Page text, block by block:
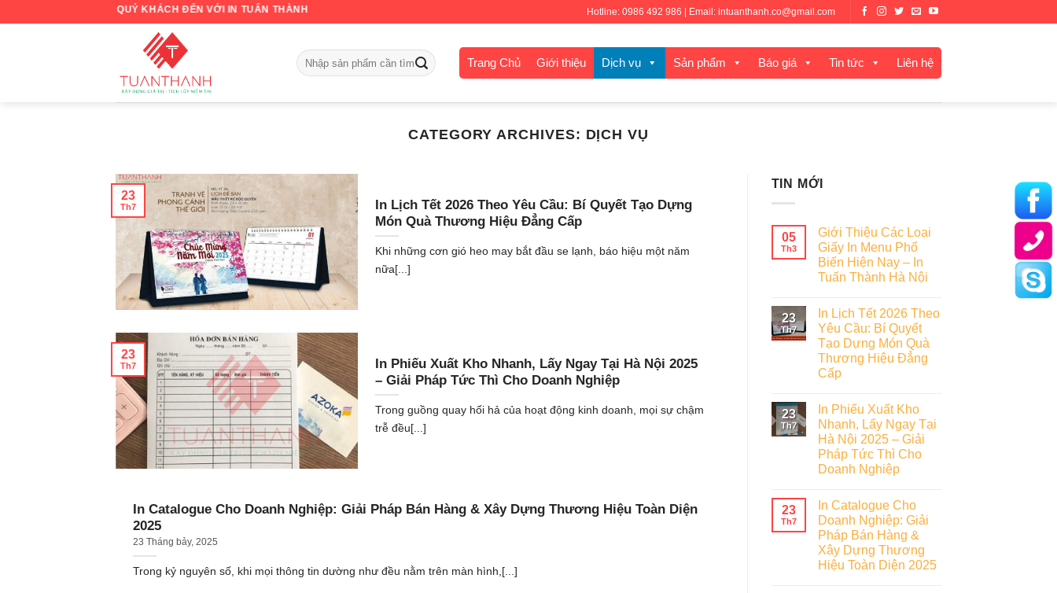
MỪNG QUÝ KHÁCH ĐẾN VỚI IN TUẤN THÀNH Hotline: 0986 492 986 | Email: intuanthanh.co@gmail.com
Trang Chủ Giới thiệu Dịch vụ Sản phẩm Báo giá Tin tức Liên hệ
CATEGORY ARCHIVES: DỊCH VỤ
In Lịch Tết 2026 Theo Yêu Cầu: Bí Quyết Tạo Dựng
Món Quà Thương Hiệu Đẳng Cấp
Khi những cơn gió heo may bắt đầu se lạnh, báo hiệu một năm
nữa[...]
23
Th7
In Phiếu Xuất Kho Nhanh, Lấy Ngay Tại Hà Nội 2025
– Giải Pháp Tức Thì Cho Doanh Nghiệp
Trong guồng quay hối hả của hoạt động kinh doanh, mọi sự chậm
trễ đều[...]
23
Th7
In Catalogue Cho Doanh Nghiệp: Giải Pháp Bán Hàng & Xây Dựng Thương Hiệu Toàn Diện
2025
23 Tháng bảy, 2025
Trong kỷ nguyên số, khi mọi thông tin dường như đều nằm trên màn hình,[...]
TIN MỚI
05
Th3
Giới Thiệu Các Loại
Giấy In Menu Phổ
Biến Hiện Nay – In
Tuấn Thành Hà Nội
23
Th7
In Lịch Tết 2026 Theo
Yêu Cầu: Bí Quyết
Tạo Dựng Món Quà
Thương Hiệu Đẳng
Cấp
23
Th7
In Phiếu Xuất Kho
Nhanh, Lấy Ngay Tại
Hà Nội 2025 – Giải
Pháp Tức Thì Cho
Doanh Nghiệp
23
Th7
In Catalogue Cho
Doanh Nghiệp: Giải
Pháp Bán Hàng &
Xây Dựng Thương
Hiệu Toàn Diện 2025